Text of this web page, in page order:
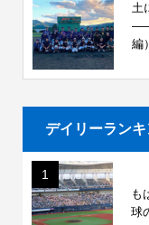
土
――
編）
デイリーラン
1
も
球